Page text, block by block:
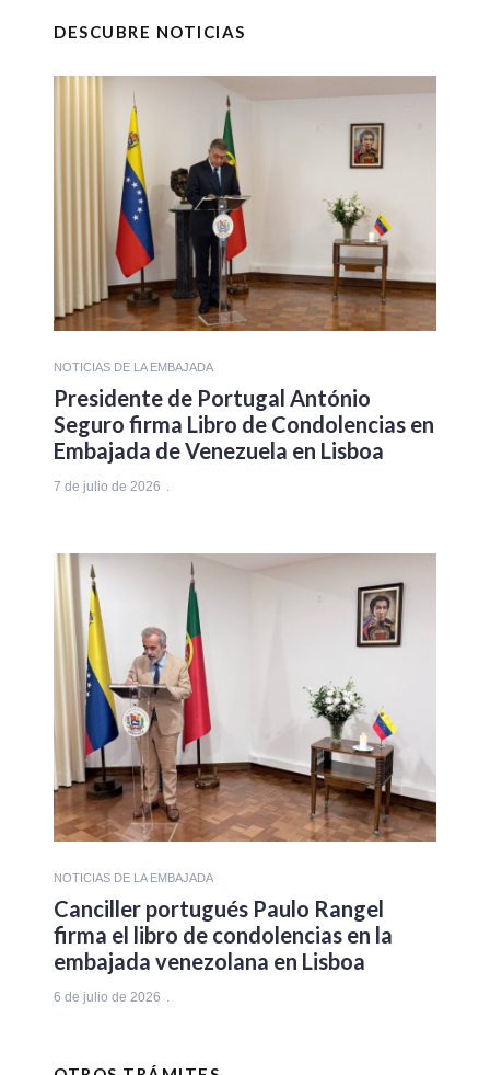
DESCUBRE NOTICIAS
NOTICIAS DE LA EMBAJADA
Presidente de Portugal António
Seguro firma Libro de Condolencias en
Embajada de Venezuela en Lisboa
7 de julio de 2026
NOTICIAS DE LA EMBAJADA
Canciller portugués Paulo Rangel
firma el libro de condolencias en la
embajada venezolana en Lisboa
6 de julio de 2026